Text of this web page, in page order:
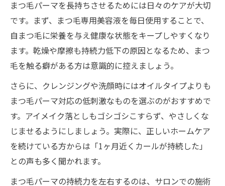
まつ毛パーマを長持ちさせるためには日々のケアが大切
です。まず、まつ毛専用美容液を毎日使用することで、
自まつ毛に栄養を与え健康な状態をキープしやすくなり
ます。乾燥や摩擦も持続力低下の原因となるため、まつ
毛を触る癖がある方は意識的に控えましょう。
さらに、クレンジングや洗顔時にはオイルタイプよりも
まつ毛パーマ対応の低刺激なものを選ぶのがおすすめで
す。アイメイク落としもゴシゴシこすらず、やさしくな
じませるようにしましょう。実際に、正しいホームケア
を続けている方からは「1ヶ月近くカールが持続した」
との声も多く聞かれます。
まつ毛パーマの持続力を左右するのは、サロンでの施術